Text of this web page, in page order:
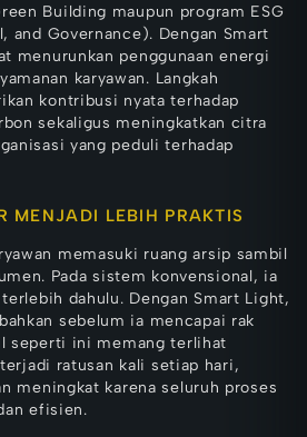
Building maupun program ESG
and Governance). Dengan Smart
menurunkan penggunaan energi
karyawan. Langkah
kontribusi nyata terhadap
sekaligus meningkatkan citra
yang peduli terhadap
MENJADI LEBIH PRAKTIS
memasuki ruang arsip sambil
Pada sistem konvensional, ia
dahulu. Dengan Smart Light,
sebelum ia mencapai rak
seperti ini memang terlihat
ratusan kali setiap hari,
meningkat karena seluruh proses
efisien.